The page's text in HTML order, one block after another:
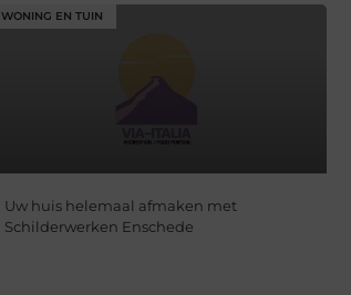
WONING EN TUIN
Uw huis helemaal afmaken met
Schilderwerken Enschede